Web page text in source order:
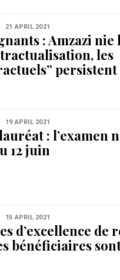
21 APRIL 2021
: Amzazi nie
les
persistent
19 APRIL 2021
: l’examen
12 juin
15 APRIL 2021
d’excellence de
bénéficiaires